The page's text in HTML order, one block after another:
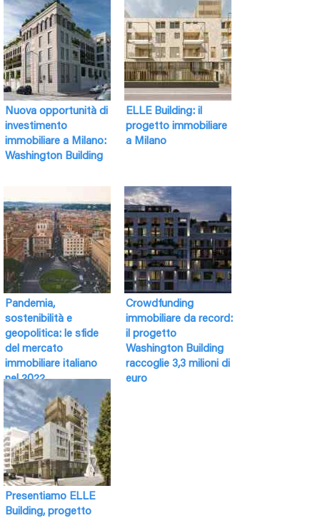
Nuova opportunità di
investimento
immobiliare a Milano:
Washington Building
ELLE Building: il
progetto immobiliare
a Milano
Pandemia,
sostenibilità e
geopolitica: le sfide
del mercato
immobiliare italiano
nel 2022
Crowdfunding
immobiliare da record:
il progetto
Washington Building
raccoglie 3,3 milioni di
euro
Presentiamo ELLE
Building, progetto